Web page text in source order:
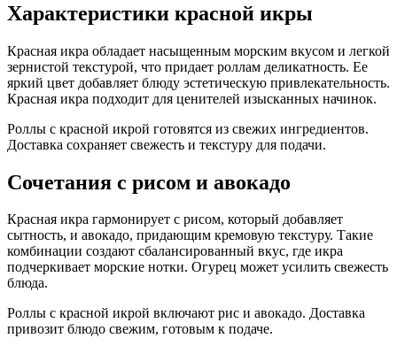
Характеристики красной икры
Красная икра обладает насыщенным морским вкусом и легкой
зернистой текстурой, что придает роллам деликатность. Ее
яркий цвет добавляет блюду эстетическую привлекательность.
Красная икра подходит для ценителей изысканных начинок.
Роллы с красной икрой готовятся из свежих ингредиентов.
Доставка сохраняет свежесть и текстуру для подачи.
Сочетания с рисом и авокадо
Красная икра гармонирует с рисом, который добавляет
сытность, и авокадо, придающим кремовую текстуру. Такие
комбинации создают сбалансированный вкус, где икра
подчеркивает морские нотки. Огурец может усилить свежесть
блюда.
Роллы с красной икрой включают рис и авокадо. Доставка
привозит блюдо свежим, готовым к подаче.